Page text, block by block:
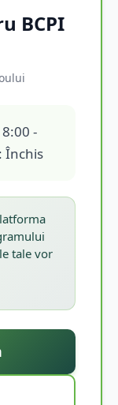
BCPI
-
Închis
tale vor